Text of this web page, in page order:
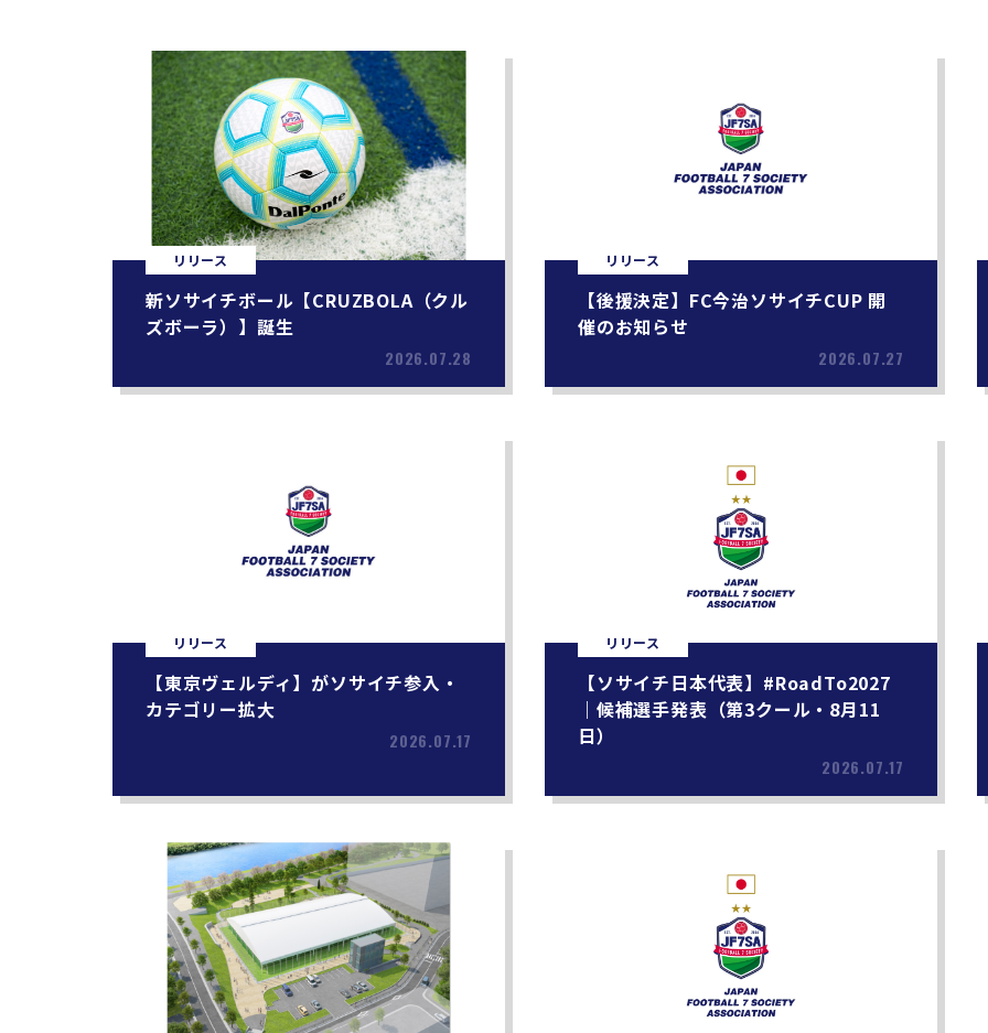
リリース
新ソサイチボール【CRUZBOLA（クル
ズボーラ）】誕生
2026.07.28
リリース
【後援決定】FC今治ソサイチCUP 開
催のお知らせ
2026.07.27
リリース
【東京ヴェルディ】がソサイチ参入・
カテゴリー拡大
2026.07.17
リリース
【ソサイチ日本代表】#RoadTo2027
｜候補選手発表（第3クール・8月11
日）
2026.07.17